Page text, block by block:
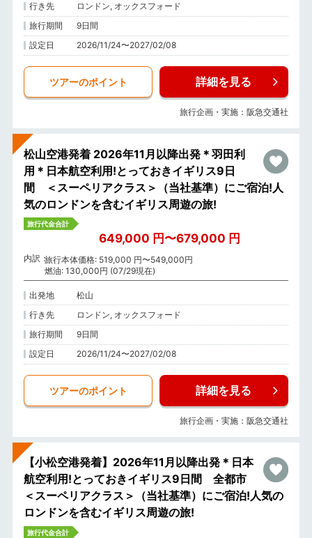
行き先
ロンドン, オックスフォード
旅行期間
9日間
設定日
2026/11/24〜2027/02/08
ツアーのポイント 詳細を見る
旅行企画・実施：阪急交通社
松山空港発着 2026年11月以降出発＊羽田利
用＊日本航空利用!とっておきイギリス9日
間 ＜スーペリアクラス＞（当社基準）にご宿泊!人
気のロンドンを含むイギリス周遊の旅!
旅行代金合計
649,000 円〜679,000 円
内訳 旅行本体価格: 519,000 円〜549,000円
燃油: 130,000円 (07/29現在)
出発地
松山
行き先
ロンドン, オックスフォード
旅行期間
9日間
設定日
2026/11/24〜2027/02/08
ツアーのポイント 詳細を見る
旅行企画・実施：阪急交通社
【小松空港発着】2026年11月以降出発＊日本
航空利用!とっておきイギリス9日間 全都市
＜スーペリアクラス＞（当社基準）にご宿泊!人気の
ロンドンを含むイギリス周遊の旅!
旅行代金合計